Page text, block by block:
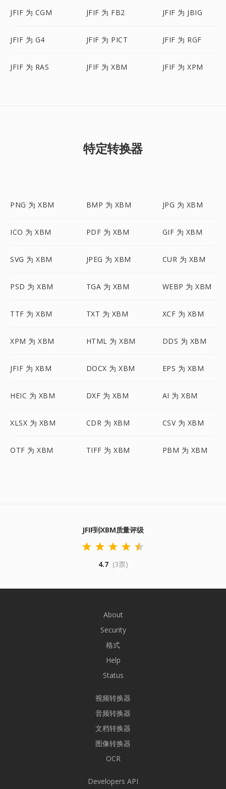
JFIF 为 CGM JFIF 为 FB2 JFIF 为 JBIG
JFIF 为 G4 JFIF 为 PICT JFIF 为 RGF
JFIF 为 RAS JFIF 为 XBM JFIF 为 XPM
特定转换器
PNG 为 XBM BMP 为 XBM JPG 为 XBM
ICO 为 XBM PDF 为 XBM GIF 为 XBM
SVG 为 XBM JPEG 为 XBM CUR 为 XBM
PSD 为 XBM TGA 为 XBM WEBP 为 XBM
TTF 为 XBM TXT 为 XBM XCF 为 XBM
XPM 为 XBM HTML 为 XBM DDS 为 XBM
JFIF 为 XBM DOCX 为 XBM EPS 为 XBM
HEIC 为 XBM DXF 为 XBM AI 为 XBM
XLSX 为 XBM CDR 为 XBM CSV 为 XBM
OTF 为 XBM TIFF 为 XBM PBM 为 XBM
JFIF到XBM质量评级
4.7 (3票)
About
Security
格式
Help
Status
视频转换器
音频转换器
文档转换器
图像转换器
OCR
Developers API